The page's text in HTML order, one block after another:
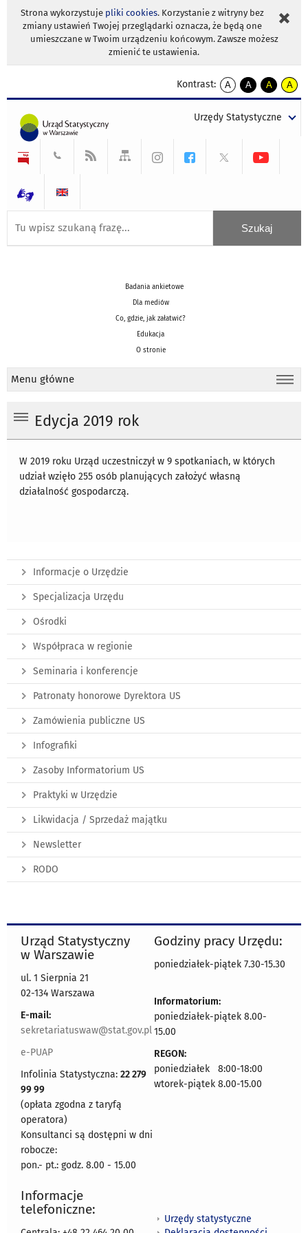
Strona wykorzystuje pliki cookies. Korzystanie z witryny bez
zmiany ustawień Twojej przeglądarki oznacza, że będą one
umieszczane w Twoim urządzeniu końcowym. Zawsze możesz
zmienić te ustawienia.
Kontrast:
A
kontrast
A
kontrast
tekst
czarnym
A
kontrast
tekst
czarnym
A
tekst
żółtym
Urzędy Statystyczne
Badania ankietowe
Dla mediów
Co, gdzie, jak załatwić?
Edukacja
O stronie
Menu główne
Edycja 2019 rok
W 2019 roku Urząd uczestniczył w 9 spotkaniach, w których
udział wzięło 255 osób planujących założyć własną
działalność gospodarczą.
Informacje o Urzędzie
Specjalizacja Urzędu
Ośrodki
Współpraca w regionie
Seminaria i konferencje
Patronaty honorowe Dyrektora US
Zamówienia publiczne US
Infografiki
Zasoby Informatorium US
Praktyki w Urzędzie
Likwidacja / Sprzedaż majątku
Newsletter
RODO
Urząd Statystyczny
w Warszawie
ul. 1 Sierpnia 21
02-134 Warszawa
E-mail:
sekretariatuswaw@stat.gov.pl
e-PUAP
Infolinia Statystyczna: 22 279
99 99
(opłata zgodna z taryfą
operatora)
Konsultanci są dostępni w dni
robocze:
pon.- pt.: godz. 8.00 - 15.00
Godziny pracy Urzędu:
poniedziałek-piątek 7.30-15.30
Informatorium:
poniedziałek-piątek 8.00-
15.00
REGON:
poniedziałek 8:00-18:00
wtorek-piątek 8.00-15.00
Informacje
telefoniczne:
Urzędy statystyczne